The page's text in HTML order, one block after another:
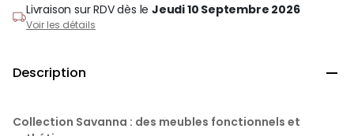
Livraison sur RDVdès leJeudi 10 Septembre 2026
Voir les détails
Description 
Collection Savanna : des meubles fonctionnels et